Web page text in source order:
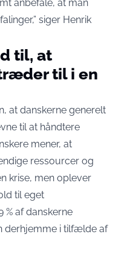
anbefale, at man
siger Henrik
til, at
til i en
at danskerne generelt
til at håndtere
mener, at
ressourcer og
krise, men oplever
til eget
% af danskerne
derhjemme i tilfælde af